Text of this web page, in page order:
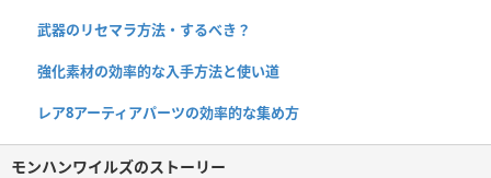
武器のリセマラ方法・するべき？
強化素材の効率的な入手方法と使い道
レア8アーティアパーツの効率的な集め方
モンハンワイルズのストーリー